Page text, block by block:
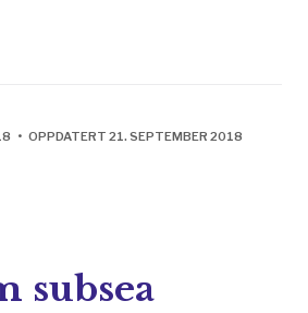
• OPPDATERT 21. SEPTEMBER 2018
subsea